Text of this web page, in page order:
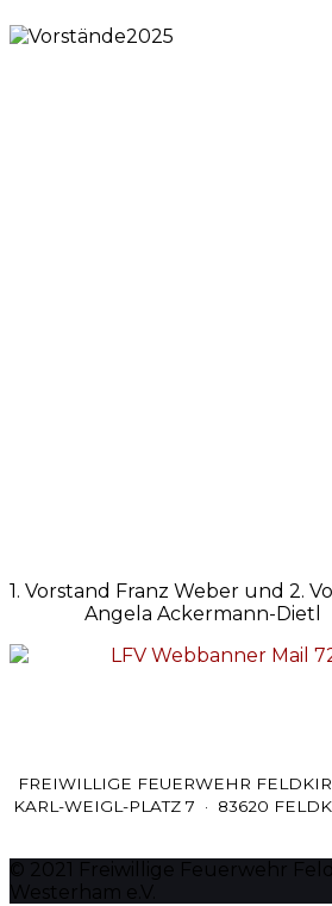
1. Vorstand Franz Weber und 2.
Angela Ackermann-Dietl
FREIWILLIGE FEUERWEHR
KARL-WEIGL-PLATZ 7 · 83620
© 2021 Freiwillige Feuerwehr
Westerham e.V.